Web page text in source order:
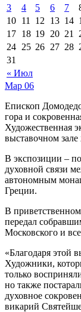
« Июл
3
4 5 6 7
10 11 12 13 14
17 18 19 20 21
24 25 26 27 28
31
Мар 06
Епископ
гора и
Художественная
выставочном
В экспозиции ‒
духовной связи
автономным
Греции.
В
передал
Московского и
«Благодаря этой
Художники,
только
но также
духовное
викарий